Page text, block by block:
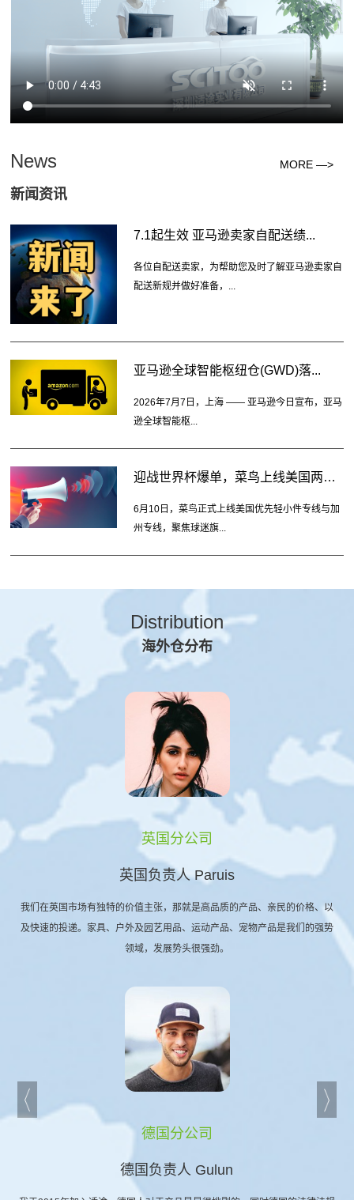
News
新闻资讯
MORE —>
7.1起生效 亚马逊卖家自配送绩...
各位自配送卖家，为帮助您及时了解亚马逊卖家自
配送新规并做好准备，...
亚马逊全球智能枢纽仓(GWD)落...
2026年7月7日，上海 —— 亚马逊今日宣布，亚马
逊全球智能枢...
迎战世界杯爆单，菜鸟上线美国两大...
6月10日，菜鸟正式上线美国优先轻小件专线与加
州专线，聚焦球迷旗...
Distribution
海外仓分布
英国分公司
英国负责人 Paruis
我们在英国市场有独特的价值主张，那就是高品质的产品、亲民的价格、以
及快速的投递。家具、户外及园艺用品、运动产品、宠物产品是我们的强势
领域，发展势头很强劲。
德国分公司
德国负责人 Gulun